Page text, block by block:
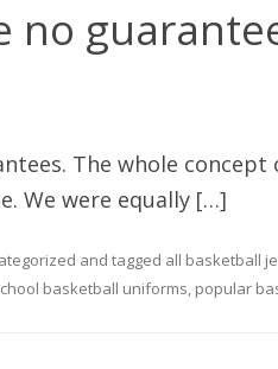
no
The whole
We were equally […]
and tagged all basketball
basketball uniforms, popular